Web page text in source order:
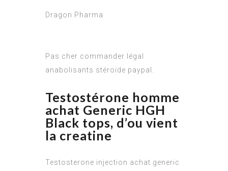
Dragon Pharma
Pas cher commander légal
anabolisants stéroïde paypal.
Testostérone homme
achat Generic HGH
Black tops, d’ou vient
la creatine
Testosterone injection achat generic